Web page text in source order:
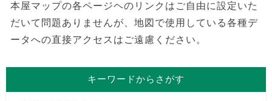
本屋マップの各ページヘのリンクはご自由に設定いた
だいて問題ありませんが、地図で使用している各種デ
ータへの直接アクセスはご遠慮ください。
キーワードからさがす